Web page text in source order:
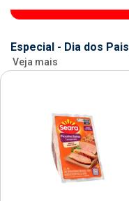
Especial - Dia dos Pais
Veja mais